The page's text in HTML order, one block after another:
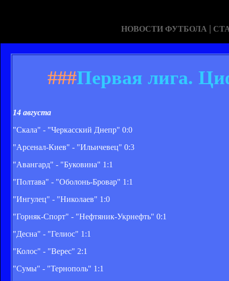
НОВОСТИ ФУТБОЛА |
###Первая лига.
14 августа
"Скала" - "Черкасский Днепр" 0:0
"Арсенал-Киев" - "Ильичевец" 0:3
"Авангард" - "Буковина" 1:1
"Полтава" - "Оболонь-Бровар" 1:1
"Ингулец" - "Николаев" 1:0
"Горняк-Спорт" - "Нефтяник-Укрнефть" 0:1
"Десна" - "Гелиос" 1:1
"Колос" - "Верес" 2:1
"Сумы" - "Тернополь" 1:1